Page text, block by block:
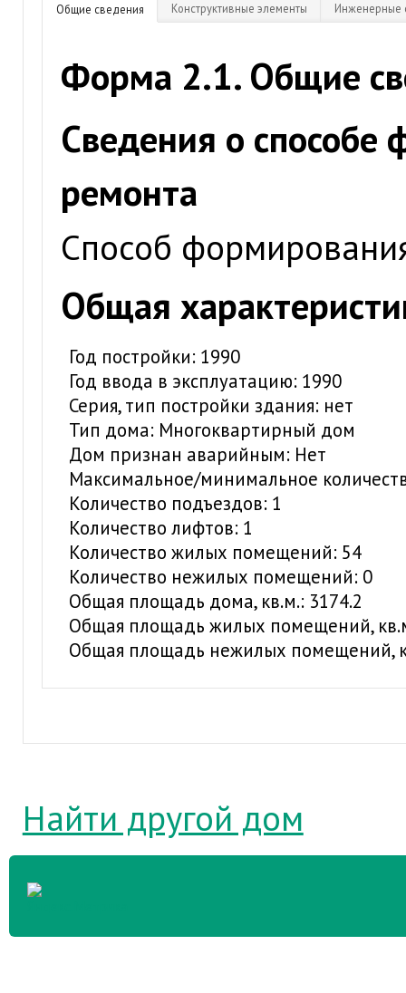
Общие сведения Конструктивные элементы Инженерные
Форма 2.1. Общие
Сведения о способе
ремонта
Способ
Общая
Год постройки: 1990
Год ввода в эксплуатацию: 1990
Серия, тип постройки здания: нет
Тип дома: Многоквартирный дом
Дом признан аварийным: Нет
Максимальное/минимальное
Количество подъездов: 1
Количество лифтов: 1
Количество жилых помещений: 54
Количество нежилых помещений: 0
Общая площадь дома, кв.м.: 3174.2
Общая площадь жилых помещений,
Общая площадь нежилых помещений,
Найти другой дом